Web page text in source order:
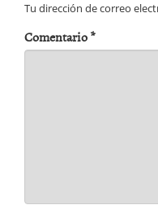
Tu dirección de correo
Comentario*